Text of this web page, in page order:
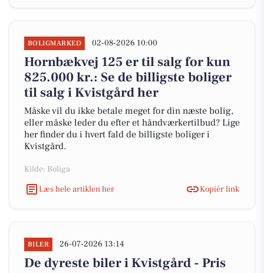
BOLIGMARKED 02-08-2026 10:00
Hornbækvej 125 er til salg for kun
825.000 kr.: Se de billigste boliger
til salg i Kvistgård her
Måske vil du ikke betale meget for din næste bolig,
eller måske leder du efter et håndværkertilbud? Lige
her finder du i hvert fald de billigste boliger i
Kvistgård.
Kilde: Boliga
Læs hele artiklen her
Kopiér link
BILER 26-07-2026 13:14
De dyreste biler i Kvistgård - Pris